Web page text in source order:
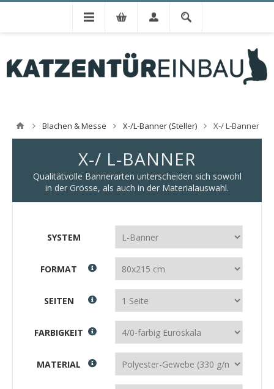
Blachen & Messe X-/L-Banner (Steller) X-/ L-Banner
X-/ L-BANNER
Qualitätvolle Bannerarten unterscheiden sich sowohl
in der Grösse, als auch in der Materialauswahl.
SYSTEM
FORMAT
SEITEN
FARBIGKEIT
MATERIAL